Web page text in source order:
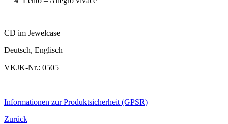
CD im Jewelcase
Deutsch, Englisch
VKJK-Nr.: 0505
Informationen zur Produktsicherheit (GPSR)
Zurück